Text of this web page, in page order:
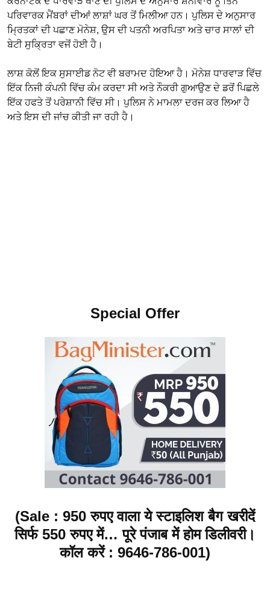
ਪਰਿਵਾਰਕ ਮੈਂਬਰਾਂ ਦੀਆਂ ਲਾਸ਼ਾਂ ਘਰ ਤੋਂ ਮਿਲੀਆ ਹਨ। ਪੁਲਿਸ ਦੇ ਅਨੁਸਾਰ
ਮ੍ਰਿਤਕਾਂ ਦੀ ਪਛਾਣ ਮੋਨੇਸ਼, ਉਸ ਦੀ ਪਤਨੀ ਅਰਪਿਤਾ ਅਤੇ ਚਾਰ ਸਾਲਾਂ ਦੀ
ਬੇਟੀ ਸੁਕ੍ਰਿਤਾ ਵਜੋਂ ਹੋਈ ਹੈ।
ਲਾਸ਼ ਕੋਲੋਂ ਇਕ ਸੁਸਾਈਡ ਨੋਟ ਵੀ ਬਰਾਮਦ ਹੋਇਆ ਹੈ। ਮੋਨੇਸ਼ ਧਾਰਵਾੜ ਵਿੱਚ
ਇੱਕ ਨਿਜੀ ਕੰਪਨੀ ਵਿੱਚ ਕੰਮ ਕਰਦਾ ਸੀ ਅਤੇ ਨੌਕਰੀ ਗੁਆਉਣ ਦੇ ਡਰੋਂ ਪਿਛਲੇ
ਇੱਕ ਹਫਤੇ ਤੋਂ ਪਰੇਸ਼ਾਨੀ ਵਿੱਚ ਸੀ। ਪੁਲਿਸ ਨੇ ਮਾਮਲਾ ਦਰਜ ਕਰ ਲਿਆ ਹੈ
ਅਤੇ ਇਸ ਦੀ ਜਾਂਚ ਕੀਤੀ ਜਾ ਰਹੀ ਹੈ।
Special Offer
(Sale : 950 रुपए वाला ये स्टाइलिश बैग खरीदें
सिर्फ 550 रुपए में… पूरे पंजाब में होम डिलीवरी।
कॉल करें : 9646-786-001)